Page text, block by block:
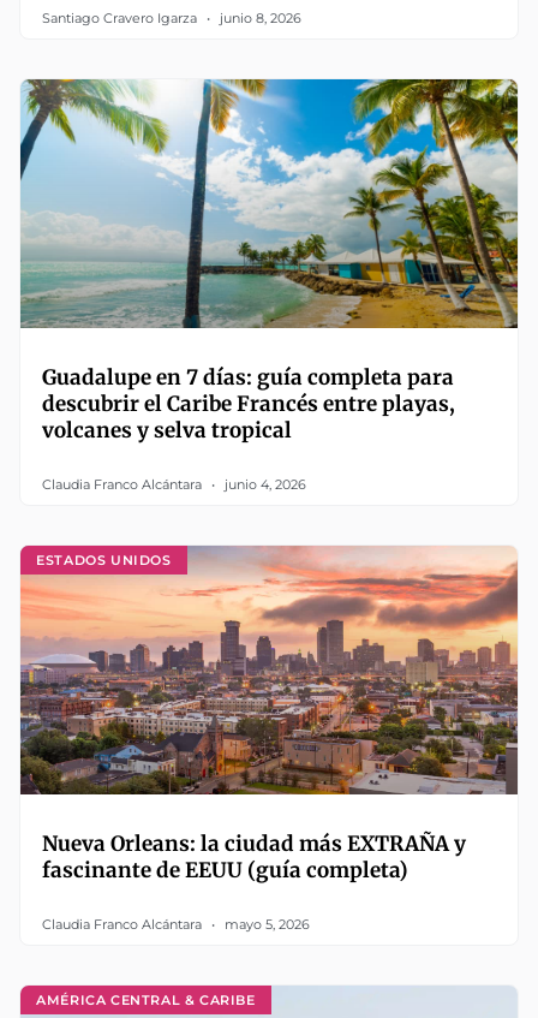
Santiago Cravero Igarza junio 8, 2026
Guadalupe en 7 días: guía completa para
descubrir el Caribe Francés entre playas,
volcanes y selva tropical
Claudia Franco Alcántara junio 4, 2026
ESTADOS UNIDOS
Nueva Orleans: la ciudad más EXTRAÑA y
fascinante de EEUU (guía completa)
Claudia Franco Alcántara mayo 5, 2026
AMÉRICA CENTRAL & CARIBE